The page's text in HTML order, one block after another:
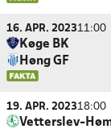
16. APR. 202311:00
Køge BK
Høng GF
19. APR. 202318:00
Vetterslev-